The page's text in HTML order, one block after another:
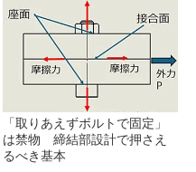
「取りあえずボルトで固定」
は禁物 締結部設計で押さえ
るべき基本